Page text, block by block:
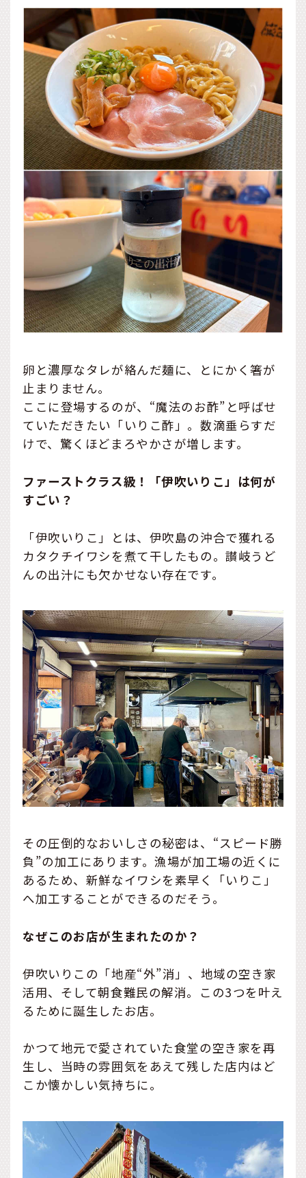
卵と濃厚なタレが絡んだ麺に、とにかく箸が
止まりません。
ここに登場するのが、“魔法のお酢”と呼ばせ
ていただきたい「いりこ酢」。数滴垂らすだ
けで、驚くほどまろやかさが増します。
ファーストクラス級！「伊吹いりこ」は何が
すごい？
「伊吹いりこ」とは、伊吹島の沖合で獲れる
カタクチイワシを煮て干したもの。讃岐うど
んの出汁にも欠かせない存在です。
その圧倒的なおいしさの秘密は、“スピード勝
負”の加工にあります。漁場が加工場の近くに
あるため、新鮮なイワシを素早く「いりこ」
へ加工することができるのだそう。
なぜこのお店が生まれたのか？
伊吹いりこの「地産“外”消」、地域の空き家
活用、そして朝食難民の解消。この3つを叶え
るために誕生したお店。
かつて地元で愛されていた食堂の空き家を再
生し、当時の雰囲気をあえて残した店内はど
こか懐かしい気持ちに。